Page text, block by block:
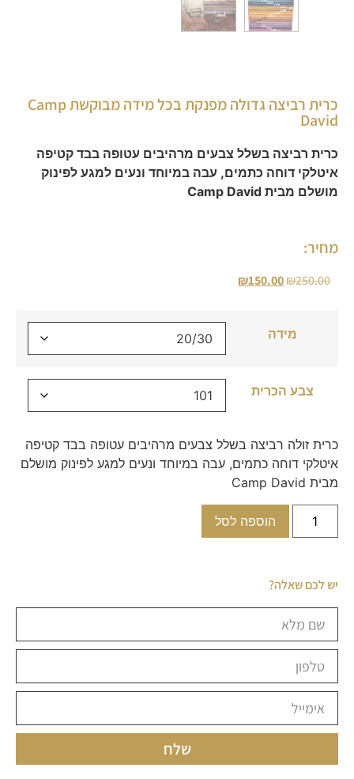
כרית רביצה גדולה מפנקת בכל מידה מבוקשת Camp
David
כרית רביצה בשלל צבעים מרהיבים עטופה בבד קטיפה
איטלקי דוחה כתמים, עבה במיוחד ונעים למגע לפינוק
מושלם מבית Camp David
מחיר:
₪250.00
₪150.00
מידה
צבע הכרית
כרית זולה רביצה בשלל צבעים מרהיבים עטופה בבד קטיפה
איטלקי דוחה כתמים, עבה במיוחד ונעים למגע לפינוק מושלם
מבית Camp David
הוספה לסל
יש לכם שאלה?
שלח